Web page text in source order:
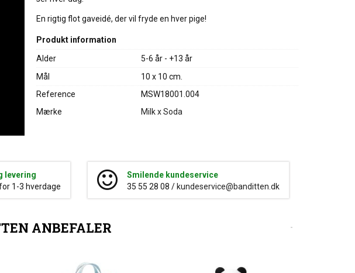
En rigtig flot gaveidé, der vil fryde en hver pige!
Produkt information
Alder
5-6 år - +13 år
Mål
10 x 10 cm.
Reference
MSW18001.004
Mærke
Milk x Soda
levering
1-3 hverdage
Smilende kundeservice
35 55 28 08 /kundeservice@banditten.dk
ANBEFALER